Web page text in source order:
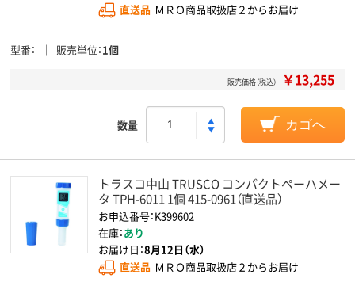
直送品 ＭＲＯ商品取扱店２からお届け
型番 販売単位 1個
販売価格（税込） ￥13,255
数量 カゴへ
トラスコ中山 TRUSCO コンパクトペーハメー
タ TPH-6011 1個 415-0961（直送品）
お申込番号：K399602
在庫：あり
お届け日：8月12日（水）
直送品 ＭＲＯ商品取扱店２からお届け